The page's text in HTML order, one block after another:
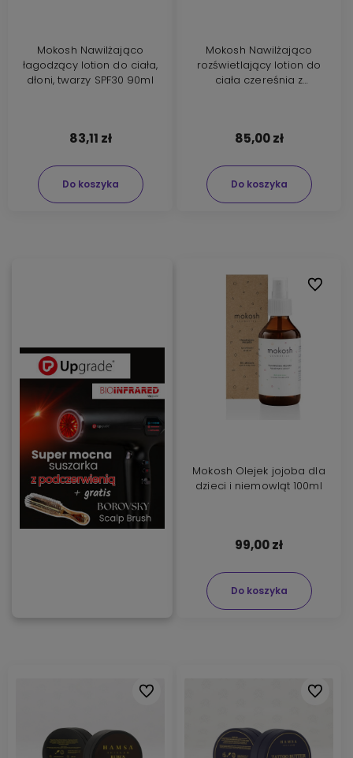
Mokosh Nawilżająco
łagodzący lotion do ciała,
dłoni, twarzy SPF30 90ml
83,11 zł
Do koszyka
Mokosh Nawilżająco
rozświetlający lotion do
ciała czereśnia z
85,00 zł
Do koszyka
Mokosh Olejek jojoba dla
dzieci i niemowląt 100ml
99,00 zł
Do koszyka
Do
Do ulubionych Do